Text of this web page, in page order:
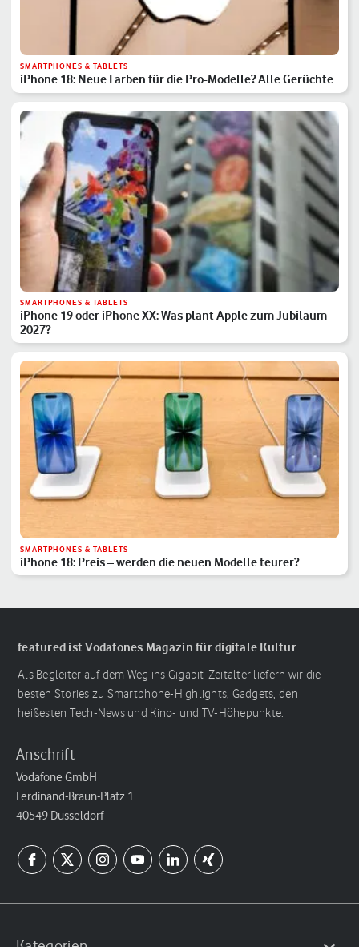
SMARTPHONES & TABLETS
iPhone 18: Neue Farben für die Pro-Modelle? Alle Gerüchte
SMARTPHONES & TABLETS
iPhone 19 oder iPhone XX: Was plant Apple zum Jubiläum
2027?
SMARTPHONES & TABLETS
iPhone 18: Preis – werden die neuen Modelle teurer?
featured ist Vodafones Magazin für digitale Kultur
Als Begleiter auf dem Weg ins Gigabit-Zeitalter liefern wir die
besten Stories zu Smartphone-Highlights, Gadgets, den
heißesten Tech-News und Kino- und TV-Höhepunkte.
Anschrift
Vodafone GmbH
Ferdinand-Braun-Platz 1
40549 Düsseldorf